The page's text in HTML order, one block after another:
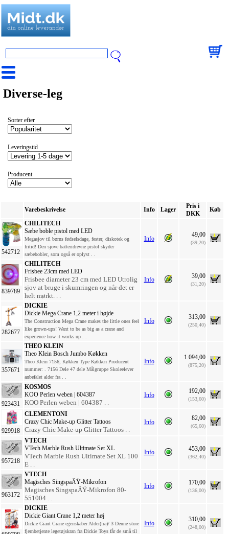
Diverse-leg
Sorter efter
Leveringstid
Producent
Varebeskrivelse Info Lager
Pris i
DKK
Køb
542712
CHILITECH
Sæbe boble pistol med LED
Megasjov til børns fødselsdage, fester, diskotek og
fritid! Den sjove batteridrevne pistol skyder
sæbebobler, som også er oplyst . .
Info
49,00
(39,20)
839789
CHILITECH
Frisbee 23cm med LED
Frisbee diameter 23 cm med LED Utrolig
sjov at bruge i skumringen og når det er
helt mørkt. . .
Info 39,00
(31,20)
282677
DICKIE
Dickie Mega Crane 1,2 meter i højde
The Construction Mega Crane makes the little ones feel
like grown-ups! Want to be as big as a crane and
experience how it works up . .
Info
313,00
(250,40)
357671
THEO KLEIN
Theo Klein Bosch Jumbo Køkken
Theo Klein 7156, Køkken Type Køkken Producent
nummer: . 7156 Dele 47 dele Målgruppe Skoleelever
anbefalet alder fra . .
Info
1.094,00
(875,20)
923431
KOSMOS
KOO Perlen weben | 604387
KOO Perlen weben | 604387 . .
Info
192,00
(153,60)
929918
CLEMENTONI
Crazy Chic Make-up Glitter Tattoos
Crazy Chic Make-up Glitter Tattoos . .
Info
82,00
(65,60)
957218
VTECH
VTech Marble Rush Ultimate Set XL
VTech Marble Rush Ultimate Set XL 100
E . .
Info 453,00
(362,40)
963172
VTECH
Magisches SingspaÃŸ-Mikrofon
Magisches SingspaÃŸ-Mikrofon 80-
551004 . .
Info 170,00
(136,00)
DICKIE
Dickie Giant Crane 1,2 meter høj
Dickie Giant Crane egenskaber Alder(fra)/ 3 Denne store
fjernbetjente legetøjskran fra Dickie Toys får de små til
Info
310,00
(248,00)